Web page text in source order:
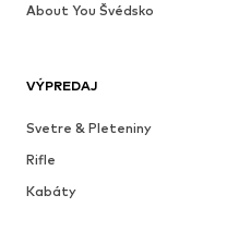
VÝPREDAJ
Svetre & Pleteniny
Rifle
Kabáty
About You Švédsko